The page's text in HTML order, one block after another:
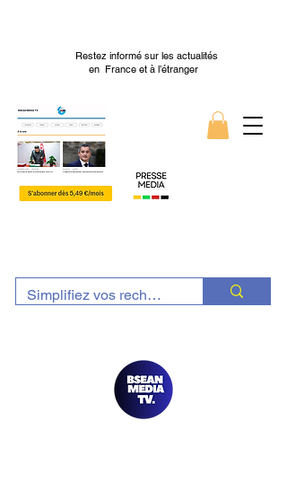
Restez informé sur les actualités
en France et à l’étranger